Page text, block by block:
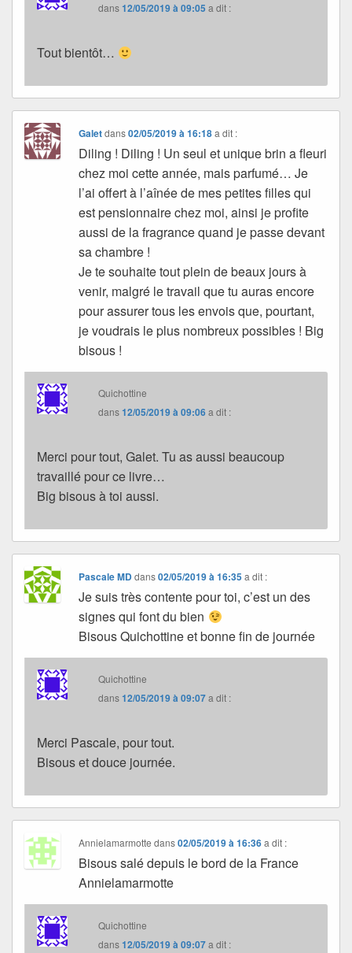
dans12/05/2019 à 09:05 a dit :
Tout bientôt…
Galetdans02/05/2019 à 16:18 a dit :
Diling ! Diling ! Un seul et unique brin a fleuri
chez moi cette année, mais parfumé… Je
l’ai offert à l’aînée de mes petites filles qui
est pensionnaire chez moi, ainsi je profite
aussi de la fragrance quand je passe devant
sa chambre !
Je te souhaite tout plein de beaux jours à
venir, malgré le travail que tu auras encore
pour assurer tous les envois que, pourtant,
je voudrais le plus nombreux possibles ! Big
bisous !
Quichottine
dans12/05/2019 à 09:06a dit :
Merci pour tout, Galet. Tu as aussi beaucoup
travaillé pour ce livre…
Big bisous à toi aussi.
Pascale MDdans02/05/2019 à 16:35 a dit :
Je suis très contente pour toi, c’est un des
signes qui font du bien
Bisous Quichottine et bonne fin de journée
Quichottine
dans12/05/2019 à 09:07a dit :
Merci Pascale, pour tout.
Bisous et douce journée.
Annielamarmotte dans02/05/2019 à 16:36 a dit :
Bisous salé depuis le bord de la France
Annielamarmotte
Quichottine
dans12/05/2019 à 09:07a dit :